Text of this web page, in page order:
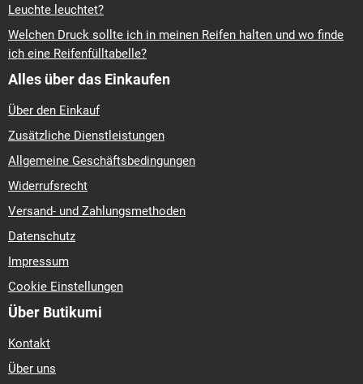
Leuchte leuchtet?
Welchen Druck sollte ich in meinen Reifen halten und wo finde
ich eine Reifenfülltabelle?
Alles über das Einkaufen
Über den Einkauf
Zusätzliche Dienstleistungen
Allgemeine Geschäftsbedingungen
Widerrufsrecht
Versand- und Zahlungsmethoden
Datenschutz
Impressum
Cookie Einstellungen
Über Butikumi
Kontakt
Über uns